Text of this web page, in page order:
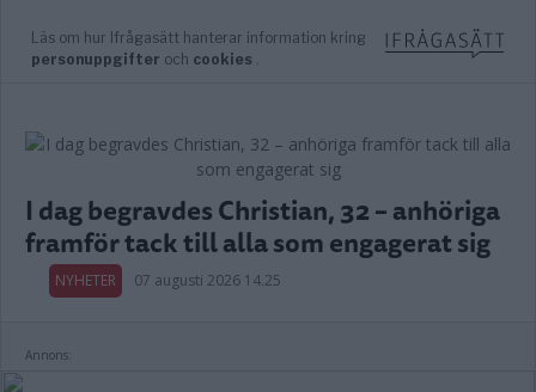
I dag begravdes Christian, 32 – anhöriga
framför tack till alla som engagerat sig
NYHETER 07 augusti 2026 14.25
Annons: